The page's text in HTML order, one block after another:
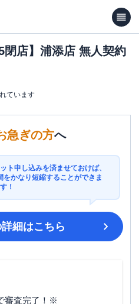
閉店】浦添店 無人契約
ています
急ぎの方へ
ト申し込みを済ませておけば、
かなり短縮することができま
す！
細はこちら
審査完了！※